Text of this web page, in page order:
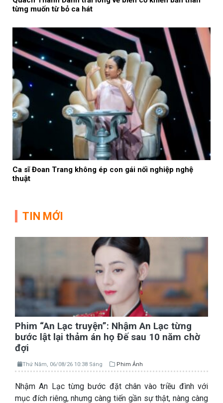
từng muốn từ bỏ ca hát
Ca sĩ Đoan Trang không ép con gái nối nghiệp nghệ
thuật
TIN MỚI
Phim “An Lạc truyện”: Nhậm An Lạc từng
bước lật lại thảm án họ Đế sau 10 năm chờ
đợi
Thứ Năm, 06/08/26 10:38 Sáng Phim Ảnh
Nhậm An Lạc từng bước đặt chân vào triều đình với
mục đích riêng, nhưng càng tiến gần sự thật, nàng càng